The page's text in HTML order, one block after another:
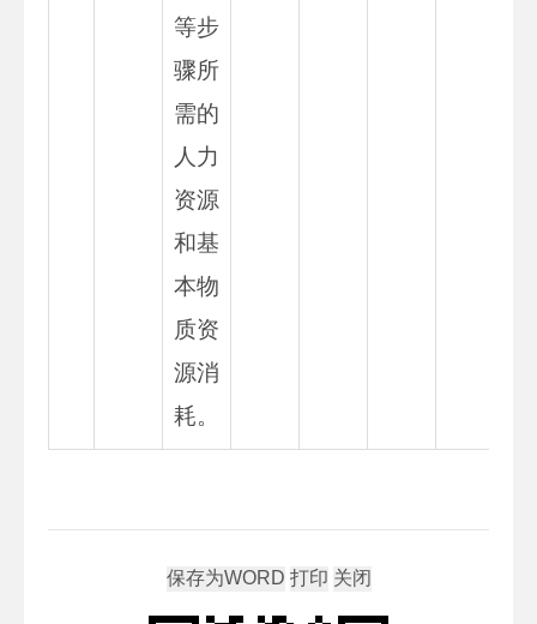
等步
骤所
需的
人力
资源
和基
本物
质资
源消
耗。